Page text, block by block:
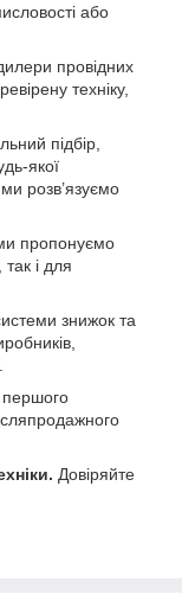
або
провідних
техніку,
підбір,
якої
розв’язуємо
пропонуємо
і для
знижок та
Довіряйте